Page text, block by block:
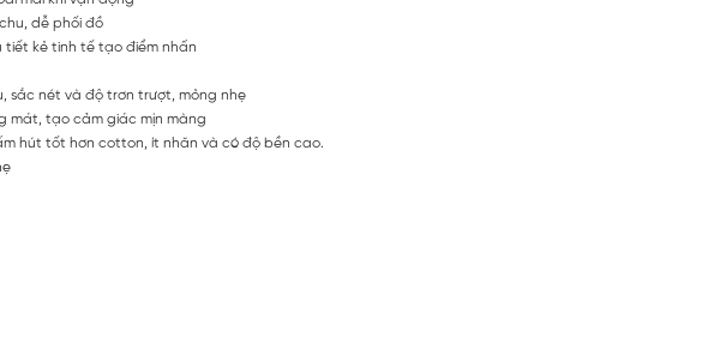
dễ phối đồ
tiết kẻ tinh tế tạo điểm nhấn
sắc nét và độ trơn trượt, mỏng nhẹ
mát, tạo cảm giác mịn màng
hút tốt hơn cotton, ít nhăn và có độ bền cao.